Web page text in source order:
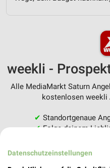
weekli -
Alle MediaMarkt Saturn
kostenlosen weekli
✔ Standortgenaue
✔Folge deinem
Push-
✔Einkaufsliste -
Datenschutzeinstellungen